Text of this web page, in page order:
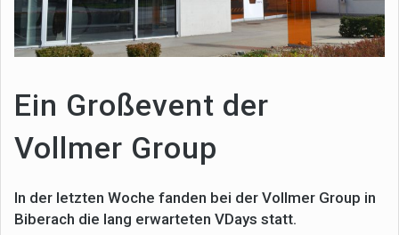
Ein Großevent der
Vollmer Group
In der letzten Woche fanden bei der Vollmer Group in
Biberach die lang erwarteten VDays statt.